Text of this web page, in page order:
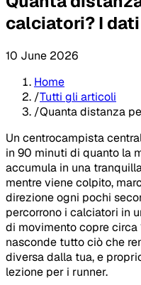
calciatori? I dati
10 June 2026
Home
/Tutti gli articoli
/Quanta distanza
Un centrocampista
in 90 minuti di quanto la
accumula in una
mentre viene colpito,
direzione ogni pochi
percorrono i calciatori in
di movimento copre circa
nasconde tutto ciò che
diversa dalla tua, e
lezione per i runner.